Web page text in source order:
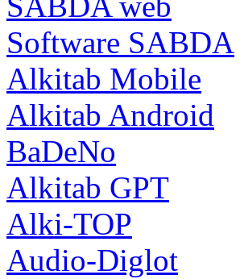
Software SABDA
Alkitab Mobile
Alkitab Android
BaDeNo
Alkitab GPT
Alki-TOP
Audio-Diglot